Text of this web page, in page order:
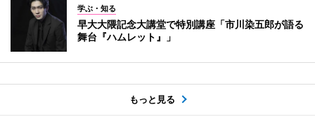
学ぶ・知る
早大大隈記念大講堂で特別講座「市川染五郎が語る
舞台『ハムレット』」
もっと見る